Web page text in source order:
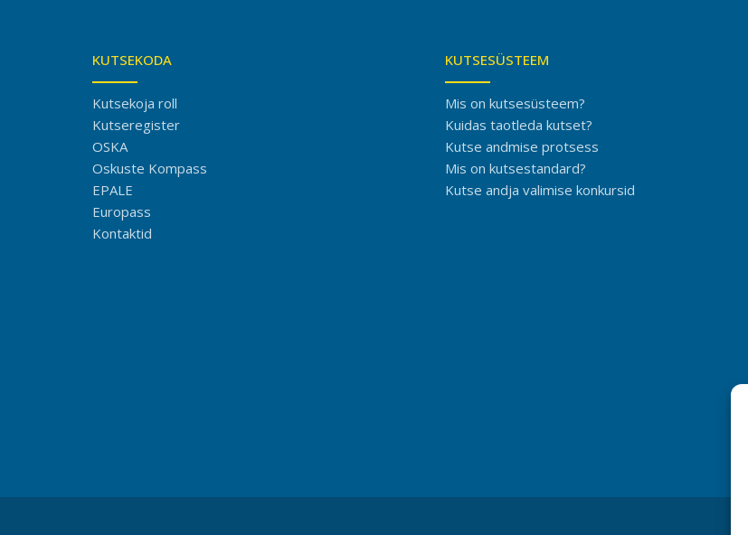
KUTSEKODA
Kutsekoja roll
Kutseregister
OSKA
Oskuste Kompass
EPALE
Europass
Kontaktid
KUTSESÜSTEEM
Mis on kutsesüsteem?
Kuidas taotleda kutset?
Kutse andmise protsess
Mis on kutsestandard?
Kutse andja valimise konkursid